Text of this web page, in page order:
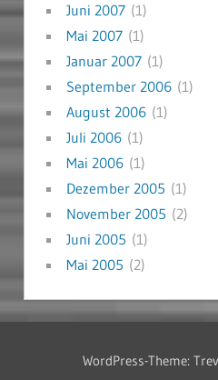
Juni 2007(1)
Mai 2007(1)
Januar 2007(1)
September 2006(1)
August 2006(1)
Juli 2006(1)
Mai 2006(1)
Dezember 2005 (1)
November 2005 (2)
Juni 2005 (1)
Mai 2005 (2)
WordPress-Theme: